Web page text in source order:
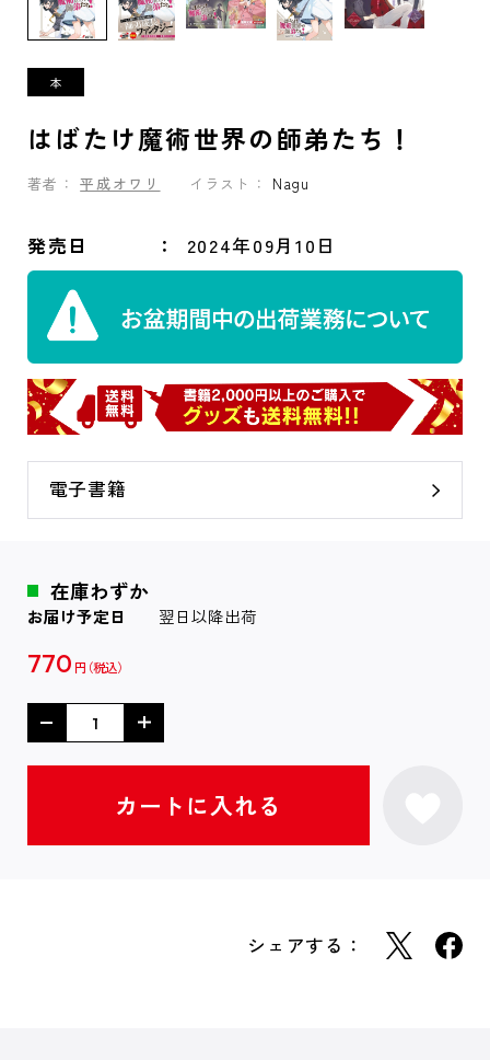
はばたけ魔術世界の師弟たち！
著者： 平成オワリ イラスト： Nagu
発売日 2024年09月10日
電子書籍
在庫わずか
お届け予定日 翌日以降出荷
770 円
シェアする：